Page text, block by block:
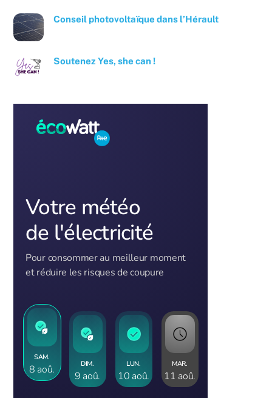
Conseil photovoltaïque dans l’Hérault
Soutenez Yes, she can !